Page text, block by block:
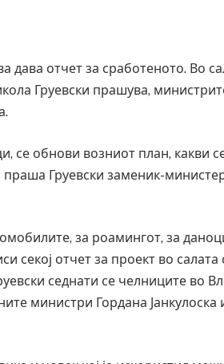
отчет за сработеното. Во
Груевски прашува,
се обнови возниот план, какви
праша Груевски заменик-
за роамингот, за
секој отчет за проект во салата
седнати се челниците во
министри Гордана